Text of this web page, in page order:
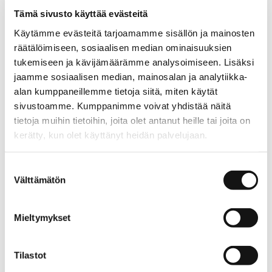
Tämä sivusto käyttää evästeitä
Käytämme evästeitä tarjoamamme sisällön ja mainosten
räätälöimiseen, sosiaalisen median ominaisuuksien
tukemiseen ja kävijämäärämme analysoimiseen. Lisäksi
jaamme sosiaalisen median, mainosalan ja analytiikka-
alan kumppaneillemme tietoja siitä, miten käytät
sivustoamme. Kumppanimme voivat yhdistää näitä
tietoja muihin tietoihin, joita olet antanut heille tai joita on
kerätty, kun olet käyttänyt heidän palvelujaan.
valinta
Välttämätön
Mieltymykset
Tilastot
LISÄÄ OSTOSKORIIN
Tuotekuvaus
Aida-mekossa on leveä, kellotettu helma ja lyhyet
holkkihihat. Pääntie on pyöreä ja mekossa on päällitaskut
edessä. Materiaali on miellyttävän pehmeää ja
laskeutuvaa viskoositrikoota.
Stripes on AINOn klassinen kesäraitakuosi, joka tuo
Materiaali
Hoito-ohje